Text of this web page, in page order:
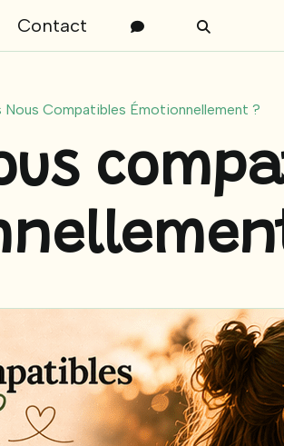
Contact
Nous Compatibles Émotionnellement ?